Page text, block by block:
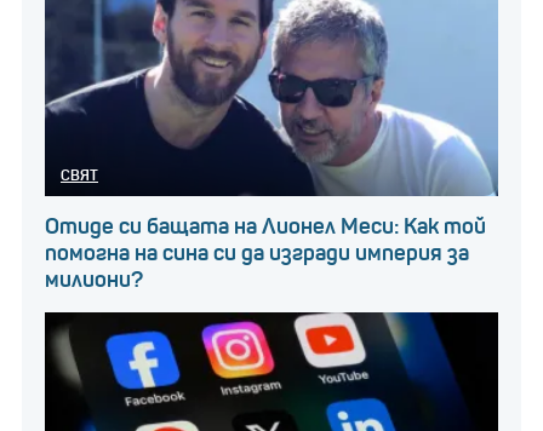
СВЯТ
Отиде си бащата на Лионел Меси: Как той
помогна на сина си да изгради империя за
милиони?